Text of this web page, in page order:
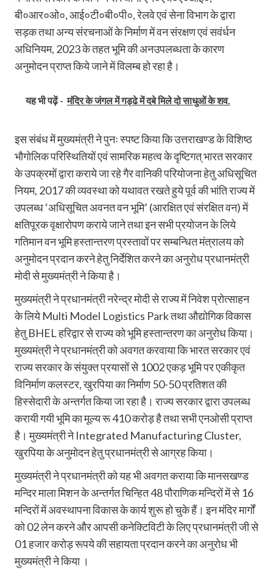
बी०आर०ओ०, आई०टी०बी०पी०, रेलवे एवं सेना विभाग के द्वारा
सड़क तथा अन्य संरचनाओं के निर्माण में वन संरक्षण एवं सवंर्धन
अधिनियम, 2023 के तहत भूमि की अनउपलब्धता के कारण
अनुमोदन प्राप्त किये जाने में विलम्ब हो रहा है।
यह भी पढ़ें - मंदिर के जंगल में गड्ढे में दबे मिले दो साधुओं के शव.
इस संबंध में मुख्यमंत्री ने पुनः स्पष्ट किया कि उत्तराखण्ड के विशिष्ठ
भौगोलिक परिस्थितियों एवं सामरिक महत्व के दृष्टिगत् भारत सरकार
के उपक्रमों द्वारा कराये जा रहे गैर वानिकी परियोजना हेतु अधिसूचित
नियम, 2017 की व्यवस्था को यथावत रखते हुये पूर्व की भांति राज्य में
उपलब्ध ‘अधिसूचित अवनत वन भूमि’ (आरक्षित एवं संरक्षित वन) में
क्षतिपूरक वृक्षारोपण कराये जाने तथा इन सभी प्रयोजन के लिये
गतिमान वन भूमि हस्तान्तरण प्रस्तावों पर सम्बन्धित मंत्रालय को
अनुमोदन प्रदान करने हेतु निर्देशित करने का अनुरोध प्रधानमंत्री
मोदी से मुख्यमंत्री ने किया है।
मुख्यमंत्री ने प्रधानमंत्री नरेन्द्र मोदी से राज्य में निवेश प्रोत्साहन
के लिये Multi Model Logistics Park तथा औद्योगिक विकास
हेतु BHEL हरिद्वार से राज्य को भूमि हस्तान्तरण का अनुरोध किया।
मुख्यमंत्री ने प्रधानमंत्री को अवगत करवाया कि भारत सरकार एवं
राज्य सरकार के संयुक्त प्रयासों से 1002 एकड़ भूमि पर एकीकृत
विनिर्माण कलस्टर, खुरपिया का निर्माण 50-50 प्रतिशत की
हिस्सेदारी के अन्तर्गत किया जा रहा है। राज्य सरकार द्वारा उपलब्ध
करायी गयी भूमि का मूल्य रू 410 करोड़ है तथा सभी एनओसी प्राप्त
है। मुख्यमंत्री ने Integrated Manufacturing Cluster,
खुरपिया के अनुमोदन हेतु प्रधानमंत्री से आग्रह किया।
मुख्यमंत्री ने प्रधानमंत्री को यह भी अवगत कराया कि मानसखण्ड
मन्दिर माला मिशन के अन्तर्गत चिन्हित 48 पौराणिक मन्दिरों में से 16
मन्दिरों में अवस्थापना विकास के कार्य शुरू हो चुके हैं। इन मंदिर मार्गों
को 02 लेन करने और आपसी कनेक्टिविटी के लिए प्रधानमंत्री जी से
01 हजार करोड़ रूपये की सहायता प्रदान करने का अनुरोध भी
मुख्यमंत्री ने किया ।